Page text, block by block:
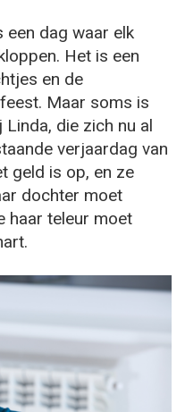
een dag waar elk
Het is een
en de
Maar soms is
die zich nu al
verjaardag van
geld is op, en ze
dochter moet
haar teleur moet